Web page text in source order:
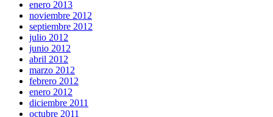
enero 2013
noviembre 2012
septiembre 2012
julio 2012
junio 2012
abril 2012
marzo 2012
febrero 2012
enero 2012
diciembre 2011
octubre 2011